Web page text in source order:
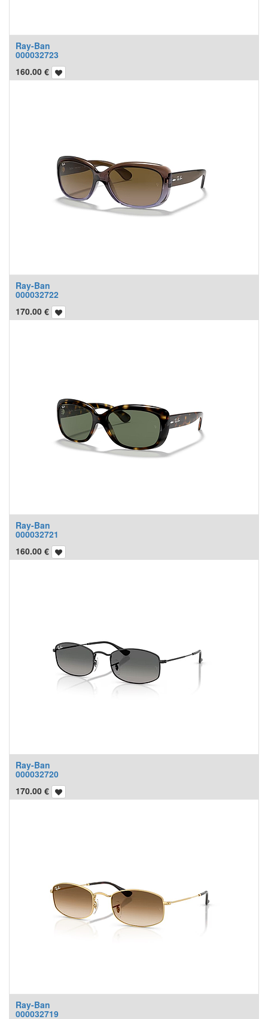
Ray-Ban
000032723
160.00 €
Ray-Ban
000032722
170.00 €
Ray-Ban
000032721
160.00 €
Ray-Ban
000032720
170.00 €
Ray-Ban
000032719